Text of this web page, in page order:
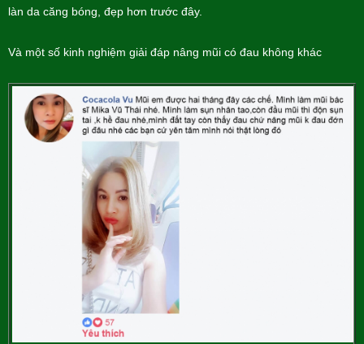
làn da căng bóng, đẹp hơn trước đây.
Và một số kinh nghiệm giải đáp nâng mũi có đau không khác